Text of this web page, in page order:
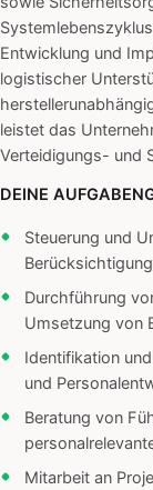
Entwicklung und
logistischer
leistet das
Verteidigungs- und
DEINE
Steuerung und
Durchführung
Umsetzung von
Identifikation
und
Beratung von
Mitarbeit an